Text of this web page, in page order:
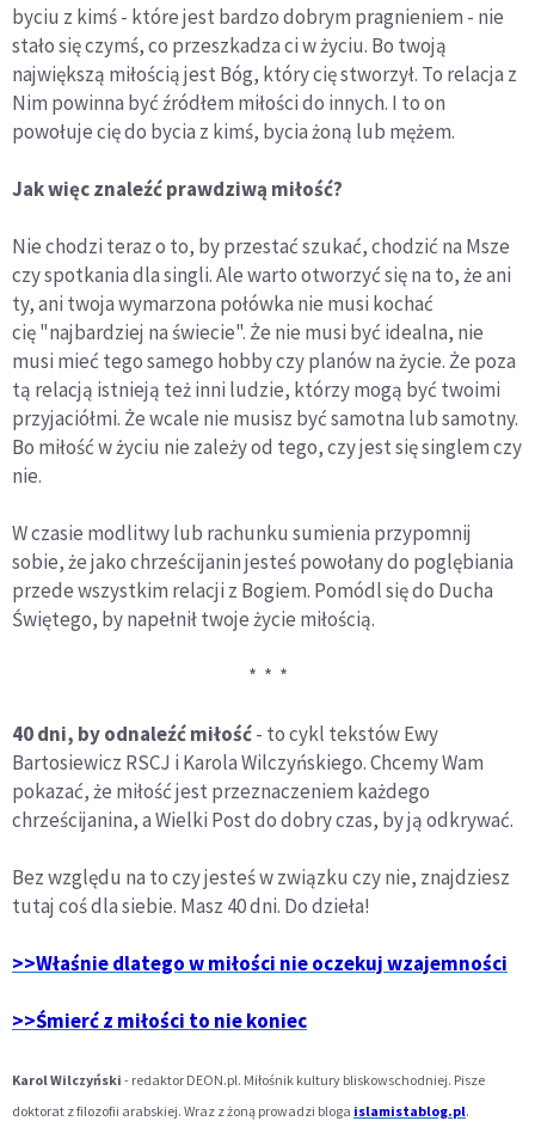
byciu z kimś - które jest bardzo dobrym pragnieniem - nie
stało się czymś, co przeszkadza ci w życiu. Bo twoją
największą miłością jest Bóg, który cię stworzył. To relacja z
Nim powinna być źródłem miłości do innych. I to on
powołuje cię do bycia z kimś, bycia żoną lub mężem.
Jak więc znaleźć prawdziwą miłość?
Nie chodzi teraz o to, by przestać szukać, chodzić na Msze
czy spotkania dla singli. Ale warto otworzyć się na to, że ani
ty, ani twoja wymarzona połówka nie musi kochać
cię "najbardziej na świecie". Że nie musi być idealna, nie
musi mieć tego samego hobby czy planów na życie. Że poza
tą relacją istnieją też inni ludzie, którzy mogą być twoimi
przyjaciółmi. Że wcale nie musisz być samotna lub samotny.
Bo miłość w życiu nie zależy od tego, czy jest się singlem czy
nie.
W czasie modlitwy lub rachunku sumienia przypomnij
sobie, że jako chrześcijanin jesteś powołany do poglębiania
przede wszystkim relacji z Bogiem. Pomódl się do Ducha
Świętego, by napełnił twoje życie miłością.
* * *
40 dni, by odnaleźć miłość- to cykl tekstów Ewy
Bartosiewicz RSCJ i Karola Wilczyńskiego. Chcemy Wam
pokazać, że miłość jest przeznaczeniem każdego
chrześcijanina, a Wielki Post do dobry czas, by ją odkrywać.
Bez względu na to czy jesteś w związku czy nie, znajdziesz
tutaj coś dla siebie. Masz 40 dni. Do dzieła!
>>Właśnie dlatego w miłości nie oczekuj wzajemności
>>Śmierć z miłości to nie koniec
Karol Wilczyński - redaktor DEON.pl. Miłośnik kultury bliskowschodniej. Pisze
doktorat z filozofii arabskiej. Wraz z żoną prowadzi bloga islamistablog.pl.